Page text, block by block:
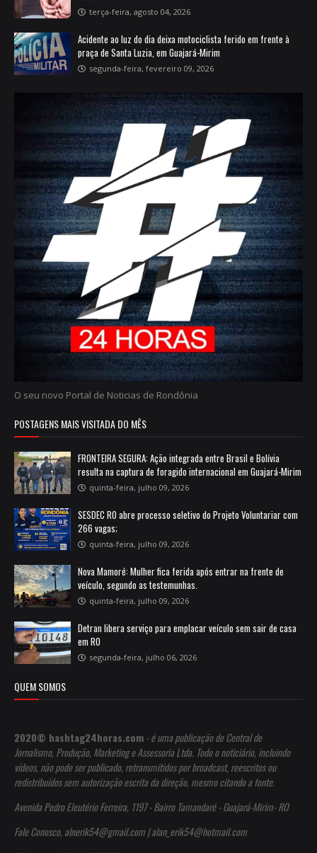
terça-feira, agosto 04, 2026
Acidente ao luz do dia deixa motociclista ferido em frente à
praça de Santa Luzia, em Guajará-Mirim
segunda-feira, fevereiro 09, 2026
O seu novo Portal de Noticias de Rondônia
POSTAGENS MAIS VISITADA DO MÊS
FRONTEIRA SEGURA: Ação integrada entre Brasil e Bolívia
resulta na captura de foragido internacional em Guajará-Mirim
quinta-feira, julho 09, 2026
SESDEC RO abre processo seletivo do Projeto Voluntariar com
266 vagas;
quinta-feira, julho 09, 2026
Nova Mamoré: Mulher fica ferida após entrar na frente de
veículo, segundo as testemunhas.
quinta-feira, julho 09, 2026
Detran libera serviço para emplacar veículo sem sair de casa
em RO
segunda-feira, julho 06, 2026
QUEM SOMOS
2020© hashtag24horas.com - é uma publicação de Central de
Jornalismo, Produção, Marketing e Assessoria Ltda. Todo o noticiário, incluindo
vídeos, não pode ser publicado, retransmitidos por broadcast, reescritos ou
redistribuídos sem autorização escrita da direção, mesmo citando a fonte.
Avenida Pedro Eleutério Ferreira, 1197 - Bairro Tamandaré - Guajará-Mirim- RO
Fale Conosco, alnerik54@gmail.com | alan_erik54@hotmail.com